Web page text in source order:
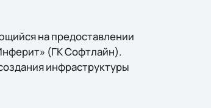
на предоставлении
(ГК Софтлайн).
инфраструктуры